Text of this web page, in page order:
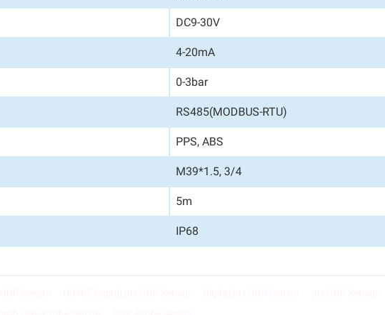
DC9-30V
4-20mA
0-3bar
RS485(MODBUS-RTU)
PPS, ABS
M39*1.5, 3/4
5m
IP68